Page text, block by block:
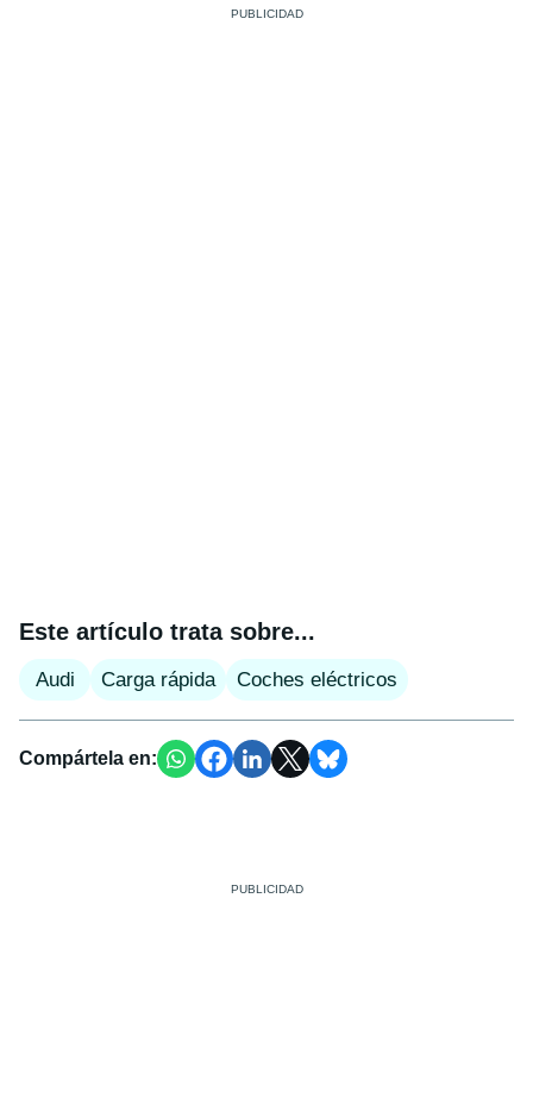
Este artículo trata sobre...
Audi Carga rápida Coches eléctricos
Compártela en: